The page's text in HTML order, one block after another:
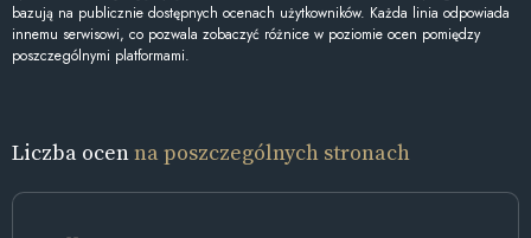
bazują na publicznie dostępnych ocenach użytkowników. Każda linia odpowiada
innemu serwisowi, co pozwala zobaczyć różnice w poziomie ocen pomiędzy
poszczególnymi platformami.
Liczba ocenna poszczególnych stronach